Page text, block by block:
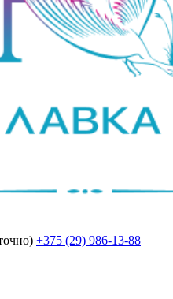
+375 (29) 986-13-88